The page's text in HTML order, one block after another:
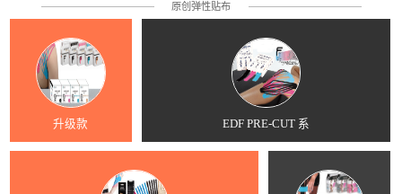
原创弹性贴布
升级款 EDF PRE-CUT 系